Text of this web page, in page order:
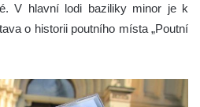
V hlavní lodi baziliky minor je k
o historii poutního místa „Poutní